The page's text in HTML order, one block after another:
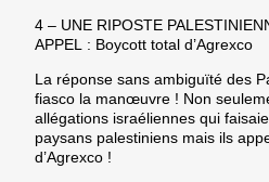
4 – UNE RIPOSTE
APPEL : Boycott total d’Agrexco
La réponse sans ambiguïté des
fiasco la manœuvre ! Non
allégations israéliennes qui
paysans palestiniens mais ils
d’Agrexco !